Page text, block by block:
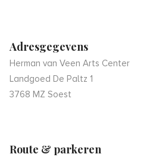
Adresgegevens
Herman van Veen Arts Center
Landgoed De Paltz 1
3768 MZ Soest
Route & parkeren